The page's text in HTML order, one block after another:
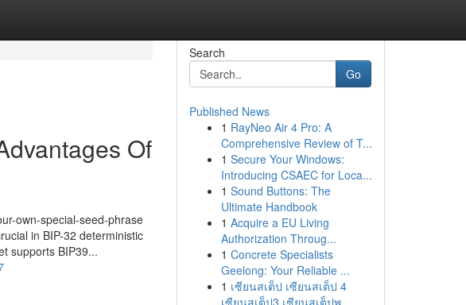
Of
own-special-seed-phrase
in BIP-32 deterministic
supports BIP39...
Search
Go
Published News
1 RayNeo Air 4 Pro: A
Comprehensive Review of T...
1 Secure Your Windows:
Introducing CSAEC for Loca...
1 Sound Buttons: The
Ultimate Handbook
1 Acquire a EU Living
Authorization Throug...
1 Concrete Specialists
Geelong: Your Reliable ...
1 เซียนสเต็ป เซียนสเต็ป 4
เซียนสเต็ป3 เซียนสเต็ปพ...